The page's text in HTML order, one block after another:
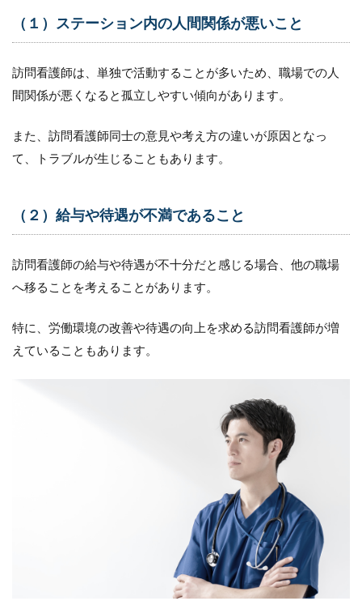
る
理
1.1
（１）
ション
間関係
1.2
（２）
待遇が
不満で
（３）
（１）ステーション内の人間関係が悪いこと
訪問看護師は、単独で活動することが多いため、職場での人
間関係が悪くなると孤立しやすい傾向があります。
また、訪問看護師同士の意見や考え方の違いが原因となっ
て、トラブルが生じることもあります。
（２）給与や待遇が不満であること
訪問看護師の給与や待遇が不十分だと感じる場合、他の職場
へ移ることを考えることがあります。
特に、労働環境の改善や待遇の向上を求める訪問看護師が増
えていることもあります。